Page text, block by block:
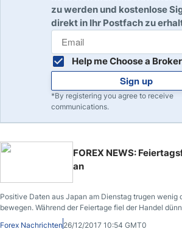
zu werden und kostenlose
direkt in Ihr Postfach zu
Help me Choose a Broker
Sign up
*By registering you agree to receive
communications.
FOREX NEWS:
an
Positive Daten aus Japan am Dienstag trugen wenig
bewegen. Während der Feiertage fiel der Handel
Forex Nachrichten26/12/2017 10:54 GMT0